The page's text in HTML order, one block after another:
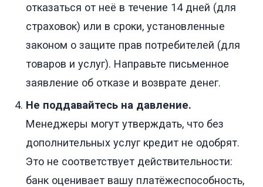
отказаться от неё в течение 14 дней (для
страховок) или в сроки, установленные
законом о защите прав потребителей (для
товаров и услуг). Направьте письменное
заявление об отказе и возврате денег.
Не поддавайтесь на давление.
Менеджеры могут утверждать, что без
дополнительных услуг кредит не одобрят.
Это не соответствует действительности:
банк оценивает вашу платёжеспособность,